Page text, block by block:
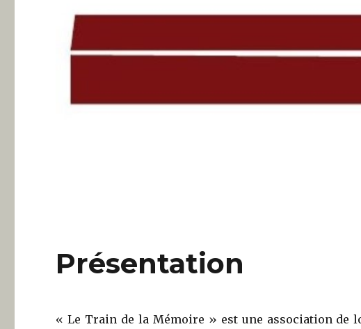
Présentation
« Le Train de la Mémoire » est une association de